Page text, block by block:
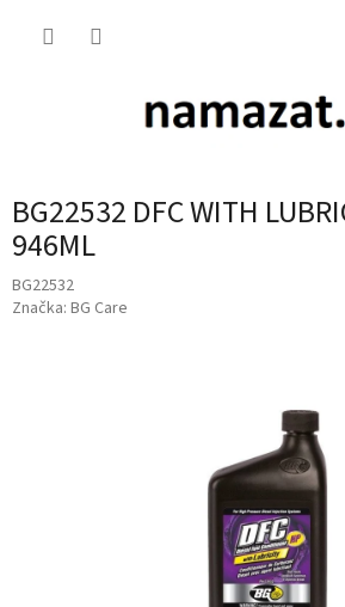
BG22532 DFC WITH
946ML
BG22532
Značka: BG Care